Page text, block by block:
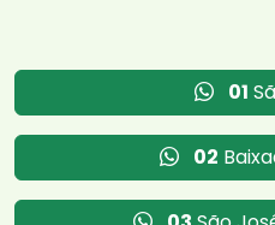
01
02